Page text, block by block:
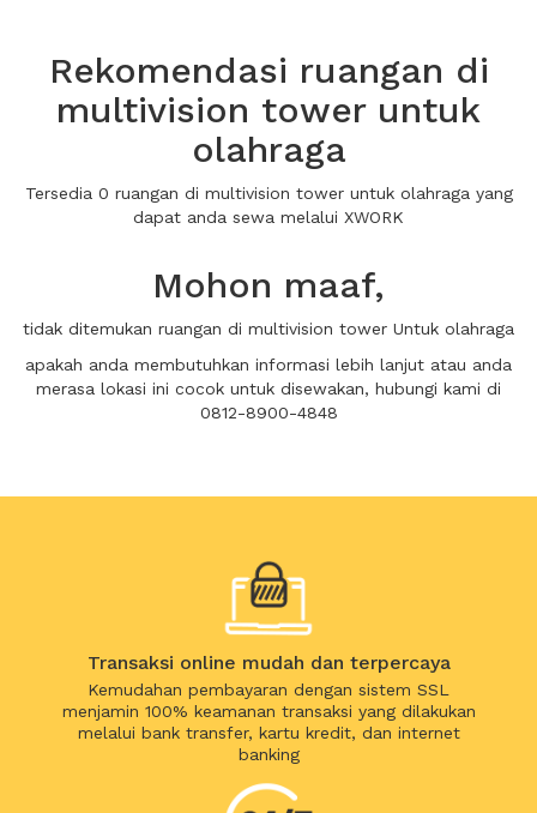
Rekomendasi ruangan di
multivision tower untuk
olahraga
Tersedia 0 ruangan di multivision tower untuk olahraga yang
dapat anda sewa melalui XWORK
Mohon maaf,
tidak ditemukan ruangan di multivision tower Untuk olahraga
apakah anda membutuhkan informasi lebih lanjut atau anda
merasa lokasi ini cocok untuk disewakan, hubungi kami di
0812-8900-4848
Transaksi online mudah dan terpercaya
Kemudahan pembayaran dengan sistem SSL
menjamin 100% keamanan transaksi yang dilakukan
melalui bank transfer, kartu kredit, dan internet
banking